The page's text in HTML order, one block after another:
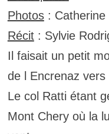
Photos: Catherine
Récit: Sylvie
Il faisait un petit
de l Encrenaz vers
Le col Ratti étant
Mont Chery où la